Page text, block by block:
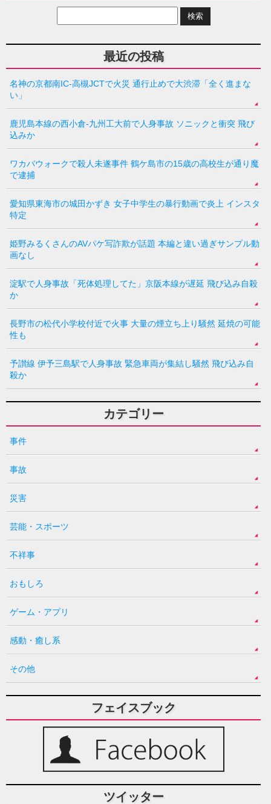
最近の投稿
名神の京都南IC-高槻JCTで火災 通行止めで大渋滞「全く進まな
い」
鹿児島本線の西小倉-九州工大前で人身事故 ソニックと衝突 飛び
込みか
ワカバウォークで殺人未遂事件 鶴ケ島市の15歳の高校生が通り魔
で逮捕
愛知県東海市の城田かずき 女子中学生の暴行動画で炎上 インスタ
特定
姫野みるくさんのAVパケ写詐欺が話題 本編と違い過ぎサンプル動
画なし
淀駅で人身事故「死体処理してた」京阪本線が遅延 飛び込み自殺
か
長野市の松代小学校付近で火事 大量の煙立ち上り騒然 延焼の可能
性も
予讃線 伊予三島駅で人身事故 緊急車両が集結し騒然 飛び込み自
殺か
カテゴリー
事件
事故
災害
芸能・スポーツ
不祥事
おもしろ
ゲーム・アプリ
感動・癒し系
その他
フェイスブック
ツイッター